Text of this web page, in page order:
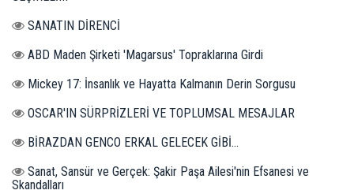
SANATIN DİRENCİ
ABD Maden Şirketi 'Magarsus' Topraklarına Girdi
Mickey 17: İnsanlık ve Hayatta Kalmanın Derin Sorgusu
OSCAR'IN SÜRPRİZLERİ VE TOPLUMSAL MESAJLAR
BİRAZDAN GENCO ERKAL GELECEK GİBİ...
Sanat, Sansür ve Gerçek: Şakir Paşa Ailesi'nin Efsanesi ve
Skandalları